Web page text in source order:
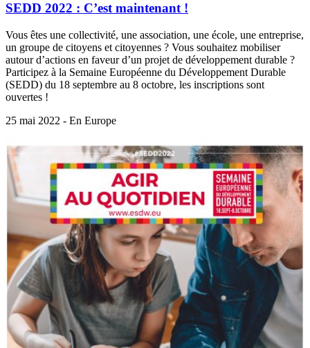
SEDD 2022 : C’est maintenant !
Vous êtes une collectivité, une association, une école, une entreprise,
un groupe de citoyens et citoyennes ? Vous souhaitez mobiliser
autour d’actions en faveur d’un projet de développement durable ?
Participez à la Semaine Européenne du Développement Durable
(SEDD) du 18 septembre au 8 octobre, les inscriptions sont
ouvertes !
25 mai 2022 - En Europe